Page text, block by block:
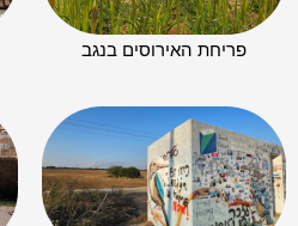
פריחת האירוסים בנגב